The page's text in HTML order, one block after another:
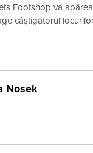
Footshop va
câștigătorul
Nosek